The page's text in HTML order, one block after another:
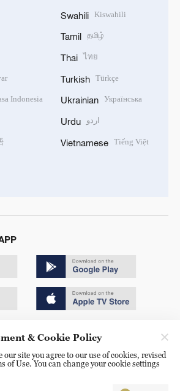
Indonesia
Swahili Kiswahili
Tamil தமிழ்
Thai ไทย
Turkish Türkçe
Ukrainian Українська
Urdu اردو
Vietnamese Tiếng Việt
号
& Cookie Policy
site you agree to our use of cookies, revised
of Use. You can change your cookie settings